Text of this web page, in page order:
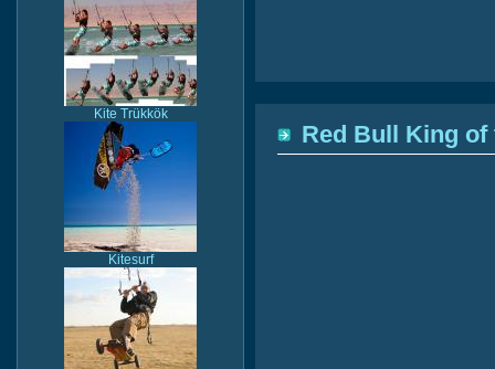
Kite Trükkök
Kitesurf
Red Bull King of